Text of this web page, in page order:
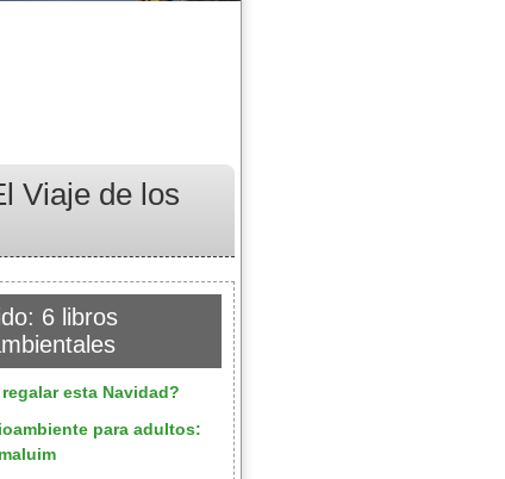
Viaje de los
6 libros
esta Navidad?
para adultos: